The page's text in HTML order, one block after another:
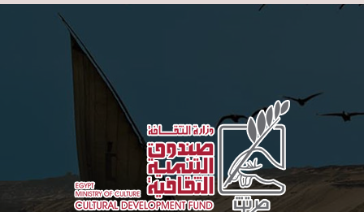
Skip to main content